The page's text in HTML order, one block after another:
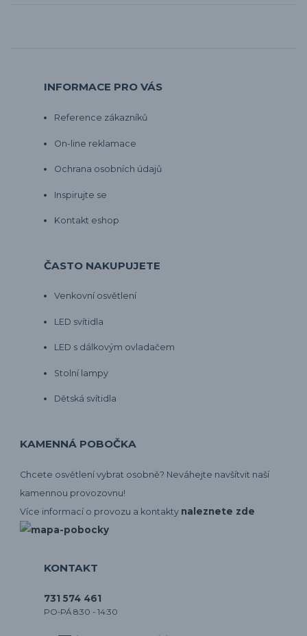
INFORMACE PRO VÁS
Reference zákazníků
On-line reklamace
Ochrana osobních údajů
Inspirujte se
Kontakt eshop
ČASTO NAKUPUJETE
Venkovní osvětlení
LED svítidla
LED s dálkovým ovladačem
Stolní lampy
Dětská svítidla
KAMENNÁ POBOČKA
Chcete osvětlení vybrat osobně? Neváhejte navšítvit naší
kamennou provozovnu!
Více informací o provozu a kontakty naleznete zde
KONTAKT
731 574 461
PO-PÁ 8:30 - 14:30